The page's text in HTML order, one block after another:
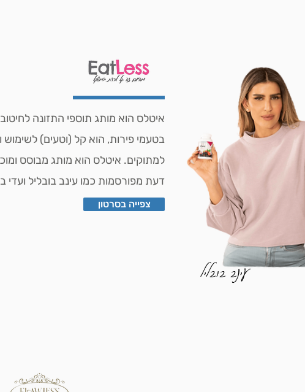
איטלס הוא מותג תוספי התזונה
בטעמי פירות, הוא קל (וטעים)
למתוקים. איטלס הוא מותג מבוסס
דעת מפורסמות כמו עינב בובליל ועדי
צפייה בסרטון
עינב בובליל